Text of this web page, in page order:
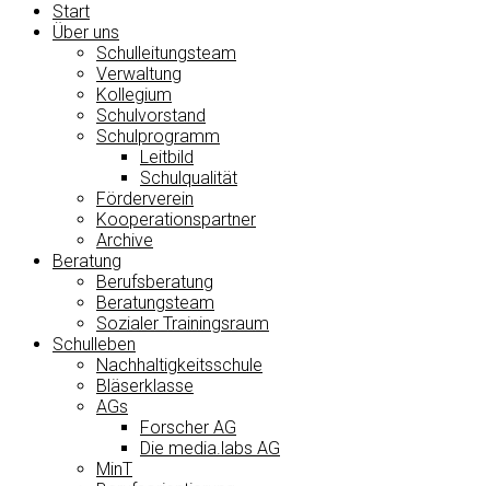
Start
Über uns
Schulleitungsteam
Verwaltung
Kollegium
Schulvorstand
Schulprogramm
Leitbild
Schulqualität
Förderverein
Kooperationspartner
Archive
Beratung
Berufsberatung
Beratungsteam
Sozialer Trainingsraum
Schulleben
Nachhaltigkeitsschule
Bläserklasse
AGs
Forscher AG
Die media.labs AG
MinT